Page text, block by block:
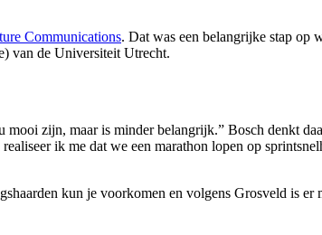
Communications. Dat was een belangrijke stap op
van de Universiteit Utrecht.
zijn, maar is minder belangrijk.” Bosch denkt
ik me dat we een marathon lopen op
kun je voorkomen en volgens Grosveld is er